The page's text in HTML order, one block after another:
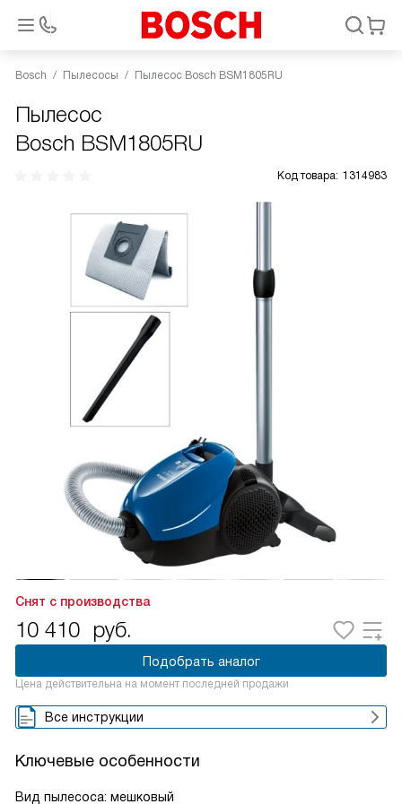
Bosch Пылесосы Пылесос Bosch BSM1805RU
Пылесос
Bosch BSM1805RU
Код товара: 1314983
Снят с производства
10 410 руб.
Подобрать аналог
Цена действительна на момент последней продажи
Все инструкции
Ключевые особенности
Вид пылесоса: мешковый